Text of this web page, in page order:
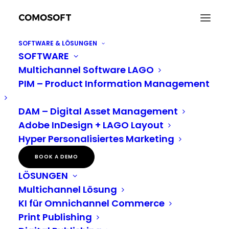
SOFTWARE & LÖSUNGEN
SOFTWARE
Multichannel Software LAGO
PIM – Product Information Management
DAM – Digital Asset Management
Adobe InDesign + LAGO Layout
Hyper Personalisiertes Marketing
BOOK A DEMO
LÖSUNGEN
Multichannel Lösung
KI für Omnichannel Commerce
Print Publishing
Comosoft kooperiert mit Hypertrade
Home Neuigkeiten Comosoft kooperiert mit Hypertrade
Comosoft kooperiert
mit Hypertrade, um
Marketingworkflows
und Category
Management in